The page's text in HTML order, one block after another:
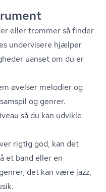
eller trommer så finder
undervisere hjælper
uanset om du er
øvelser melodier og
og genrer.
så du kan udvikle
rigtig god, kan det
et band eller en
det kan være jazz,